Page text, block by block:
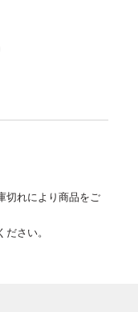
切れにより商品をご
さい。